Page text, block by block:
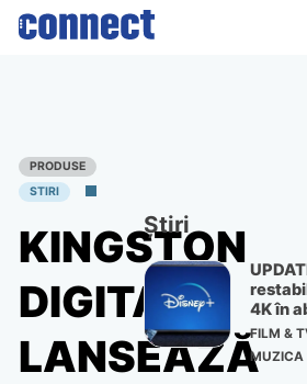
Skip
PRODUSE
STIRI
KINGSTON
DIGITAL
LANSEAZĂ
Știri
4K în
FILM &
MUZICA